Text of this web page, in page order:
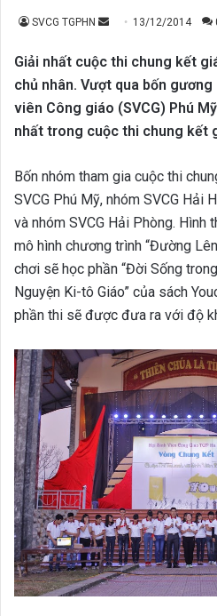
SVCG TGPHN
Send
email
13/12/2014
Giải nhất cuộc thi chung kết
chủ nhân. Vượt qua bốn
viên Công giáo (SVCG) Phú
nhất trong cuộc thi chung kết
Bốn nhóm tham gia cuộc thi
SVCG Phú Mỹ, nhóm SVCG Hải
và nhóm SVCG Hải Phòng. Hình
mô hình chương trình “Đường
chơi sẽ học phần “Đời Sống
Nguyện Ki-tô Giáo” của sách
phần thi sẽ được đưa ra với độ